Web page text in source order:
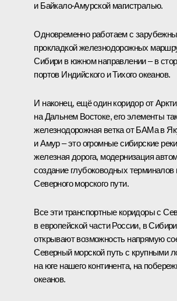
и Байкало-Амурской магистралью.
Одновременно работаем с
прокладкой железнодорожных
Сибири в южном направлении – в
портов Индийского и Тихого океанов.
И наконец, ещё один коридор от
на Дальнем Востоке, его элементы
железнодорожная ветка от БАМа в
и Амур – это огромные сибирские
железная дорога, модернизация
создание глубоководных терминалов
Северного морского пути.
Все эти транспортные коридоры с
в европейской части России, в
открывают возможность напрямую
Северный морской путь с крупными
на юге нашего континента, на
океанов.